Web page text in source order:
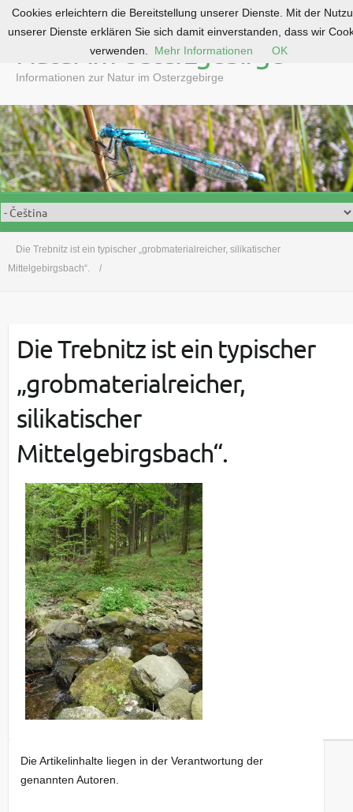
o
c
o
n
t
e
n
Natur im Osterzgebirge
Informationen zur Natur im Osterzgebirge
Die Trebnitz ist ein typischer „grobmaterialreicher, silikatischer
Mittelgebirgsbach“.
Die Trebnitz ist ein typischer
„grobmaterialreicher,
silikatischer
Mittelgebirgsbach“.
Die Artikelinhalte liegen in der Verantwortung der
genannten Autoren.
Cookies erleichtern die Bereitstellung unserer Dienste. Mit der
unserer Dienste erklären Sie sich damit einverstanden, dass wir
verwenden.
Mehr Informationen OK